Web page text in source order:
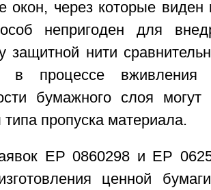
окон, через которые виден
непригоден для
защитной нити
в процессе
бумажного слоя
пропуска материала.
ЕР 0860298 и ЕР
ценной